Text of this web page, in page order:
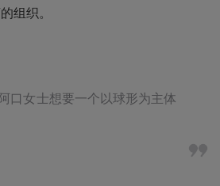
组织。
口女士想要一个以球形为主体